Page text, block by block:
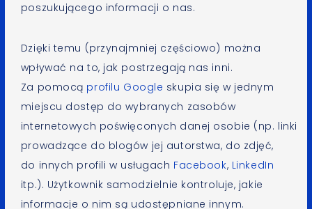
poszukującego informacji o nas.
Dzięki temu (przynajmniej częściowo) można
wpływać na to, jak postrzegają nas inni.
Za pomocą profilu Google skupia się w jednym
miejscu dostęp do wybranych zasobów
internetowych poświęconych danej osobie (np. linki
prowadzące do blogów jej autorstwa, do zdjęć,
do innych profili w usługach Facebook, LinkedIn
itp.). Użytkownik samodzielnie kontroluje, jakie
informacje o nim są udostępniane innym.